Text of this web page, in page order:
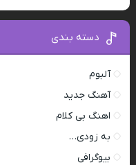
دسته بندی
آلبوم
آهنگ جدید
اهنگ بی کلام
به زودی…
بیوگرافی